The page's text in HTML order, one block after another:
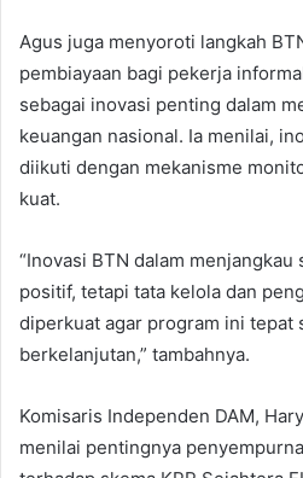
Agus juga menyoroti langkah
pembiayaan bagi pekerja
sebagai inovasi penting dalam
keuangan nasional. Ia menilai,
diikuti dengan mekanisme
kuat.
“Inovasi BTN dalam
positif, tetapi tata kelola dan
diperkuat agar program ini tepat
berkelanjutan,” tambahnya.
Komisaris Independen DAM,
menilai pentingnya